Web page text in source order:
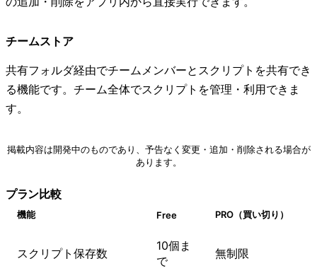
チームストア
共有フォルダ経由でチームメンバーとスクリプトを共有でき
る機能です。チーム全体でスクリプトを管理・利用できま
す。
掲載内容は開発中のものであり、予告なく変更・追加・削除される場合が
あります。
プラン比較
機能 Free PRO（買い切り）
スクリプト保存数
10個ま
で
無制限